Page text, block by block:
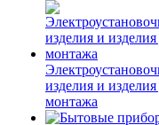
изделия и изделия
монтажа